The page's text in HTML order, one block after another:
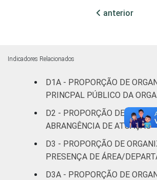
profissionais e
Educação, e
Pesquisa
Desenvolvimento
e Defesa de
Direitos
Religião
anterior
Indicadores Relacionados
D1A - PROPORÇÃO DE
PRINCPAL PÚBLICO DA
D2 - PROPORÇÃO DE
ABRANGÊNCIA DE ATUAÇÃO
D3 - PROPORÇÃO DE
PRESENÇA DE ÁREA/
D3A - PROPORÇÃO DE